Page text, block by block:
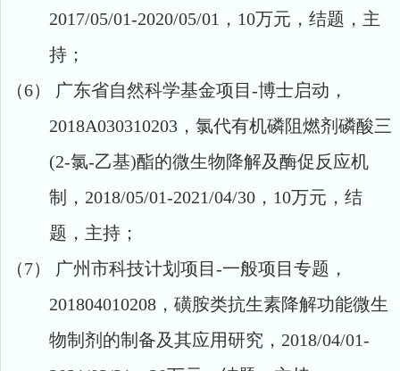
2017/05/01-2020/05/01，10万元， 结题 ，主
持；
（6） 广东省自然科学基金项目 -博士启动 ，
2018A030310203 ，氯代有机磷阻燃剂磷酸三
(2-氯-乙基)酯的微生物降解及酶促反应机
制， 2018/05/01-2021/04/30 ，10万元， 结
题 ，主持；
（7） 广州市科技计划项目 -一般项目专题，
201804010208 ，磺胺类抗生素降解功能微生
物制剂的制备及其应用研究， 2018/04/01-